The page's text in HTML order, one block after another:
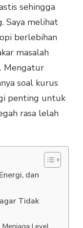
sehingga
Saya melihat
berlebihan
masalah
Mengatur
soal kurus
penting untuk
rasa lelah
dan
Tidak
Level